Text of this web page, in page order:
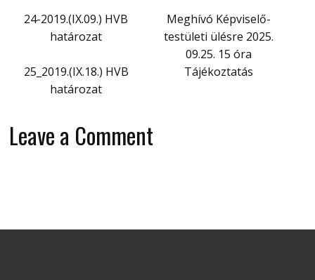
24-2019.(IX.09.) HVB
határozat
Meghívó Képviselő-
testületi ülésre 2025.
09.25. 15 óra
25_2019.(IX.18.) HVB
határozat
Tájékoztatás
Leave a Comment